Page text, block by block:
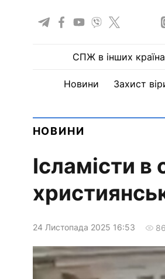
СПЖ в інших
Новини Захист
НОВИНИ
Ісламісти
24 Листопада 2025 16:53 86